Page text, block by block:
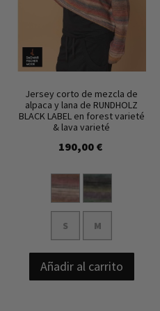
Jersey corto de mezcla de
alpaca y lana de RUNDHOLZ
BLACK LABEL en forest varieté
& lava varieté
190,00 €
S M
Añadir al carrito